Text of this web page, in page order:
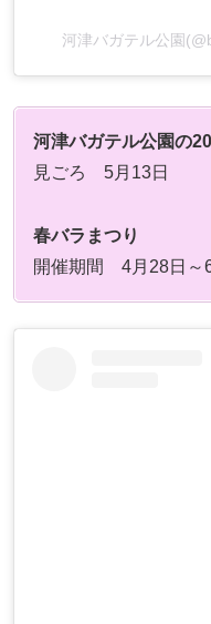
河津バガテル公園
河津バガテル公園の
見ごろ 5月13日
春バラまつり
開催期間 4月28日～